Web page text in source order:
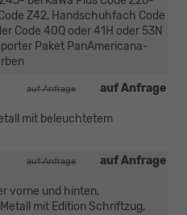
Z42, Handschuhfach Code
Code 40Q oder 41H oder 53N
Paket PanAmericana-
auf Anfrage
auf Anfrage
mit beleuchtetem
auf Anfrage
auf Anfrage
vorne und hinten,
mit Edition Schriftzug,